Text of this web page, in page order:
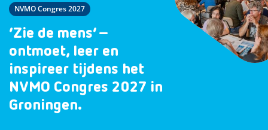
NVMO Congres 2027
‘Zie de mens’ –
ontmoet, leer en
inspireer tijdens het
NVMO Congres 2027 in
Groningen.